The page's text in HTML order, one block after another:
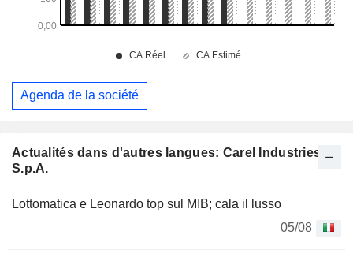
Actualités dans d'autres langues: Carel Industries
S.p.A.
Lottomatica e Leonardo top sul MIB; cala il lusso
05/08
Agenda de la société